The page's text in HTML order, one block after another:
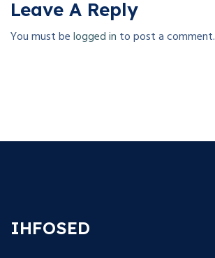
Leave A Reply
You must belogged in to post a comment.
IHFOSED